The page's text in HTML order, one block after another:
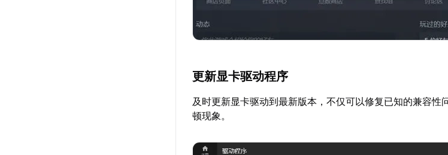
更新显卡驱动程序
及时更新显卡驱动到最新版本，不仅可以修复已知的兼容性
顿现象。